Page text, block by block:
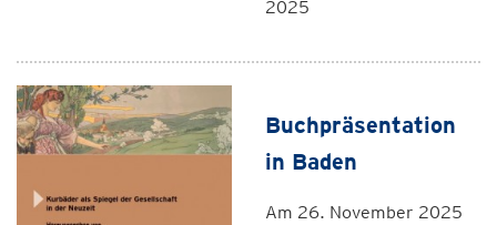
2025
Buchpräsentation
in Baden
Am 26. November 2025